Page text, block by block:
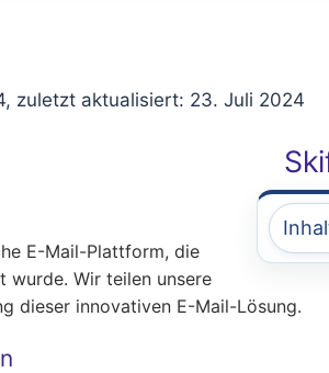
zuletzt aktualisiert: 23. Juli 2024
E-Mail-Plattform, die
wurde. Wir teilen unsere
dieser innovativen E-Mail-Lösung.